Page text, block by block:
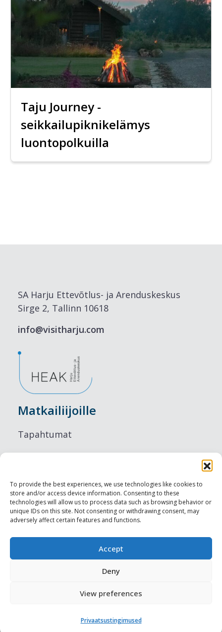
To provide the best experiences, we use technologies like cookies to
store and/or access device information. Consenting to these
technologies will allow us to process data such as browsing behavior or
unique IDs on this site. Not consenting or withdrawing consent, may
adversely affect certain features and functions.
Accept
Deny
View preferences
Privaatsustingimused
Taju Journey -
seikkailupiknikelämys
luontopolkuilla
SA Harju Ettevõtlus- ja Arenduskeskus
Sirge 2, Tallinn 10618
info@visitharju.com
Matkailiijoille
Tapahtumat
Ruokailu
Nähtävyydet
Visit Tallinn
Ammattilaisille
Harju-, Rapla- & Läänemaa DMO